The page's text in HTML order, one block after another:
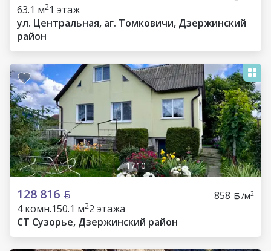
63.1 м21 этаж
ул. Центральная, аг. Томковичи, Дзержинский
район
1/10
128 816 858 /м2
4 комн.150.1 м22 этажа
СТ Сузорье, Дзержинский район